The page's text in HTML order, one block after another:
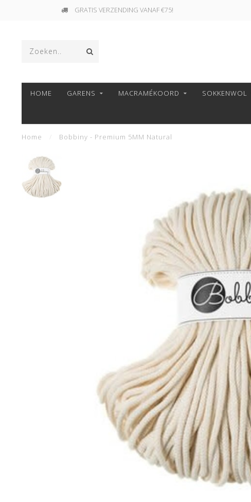
GRATIS VERZENDING VANAF €75!
HOME GARENS MACRAMÉKOORD SOKKENWOL
Home Bobbiny - Premium 5MM Natural